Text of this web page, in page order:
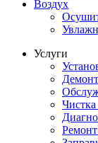
Воздух
Услуги